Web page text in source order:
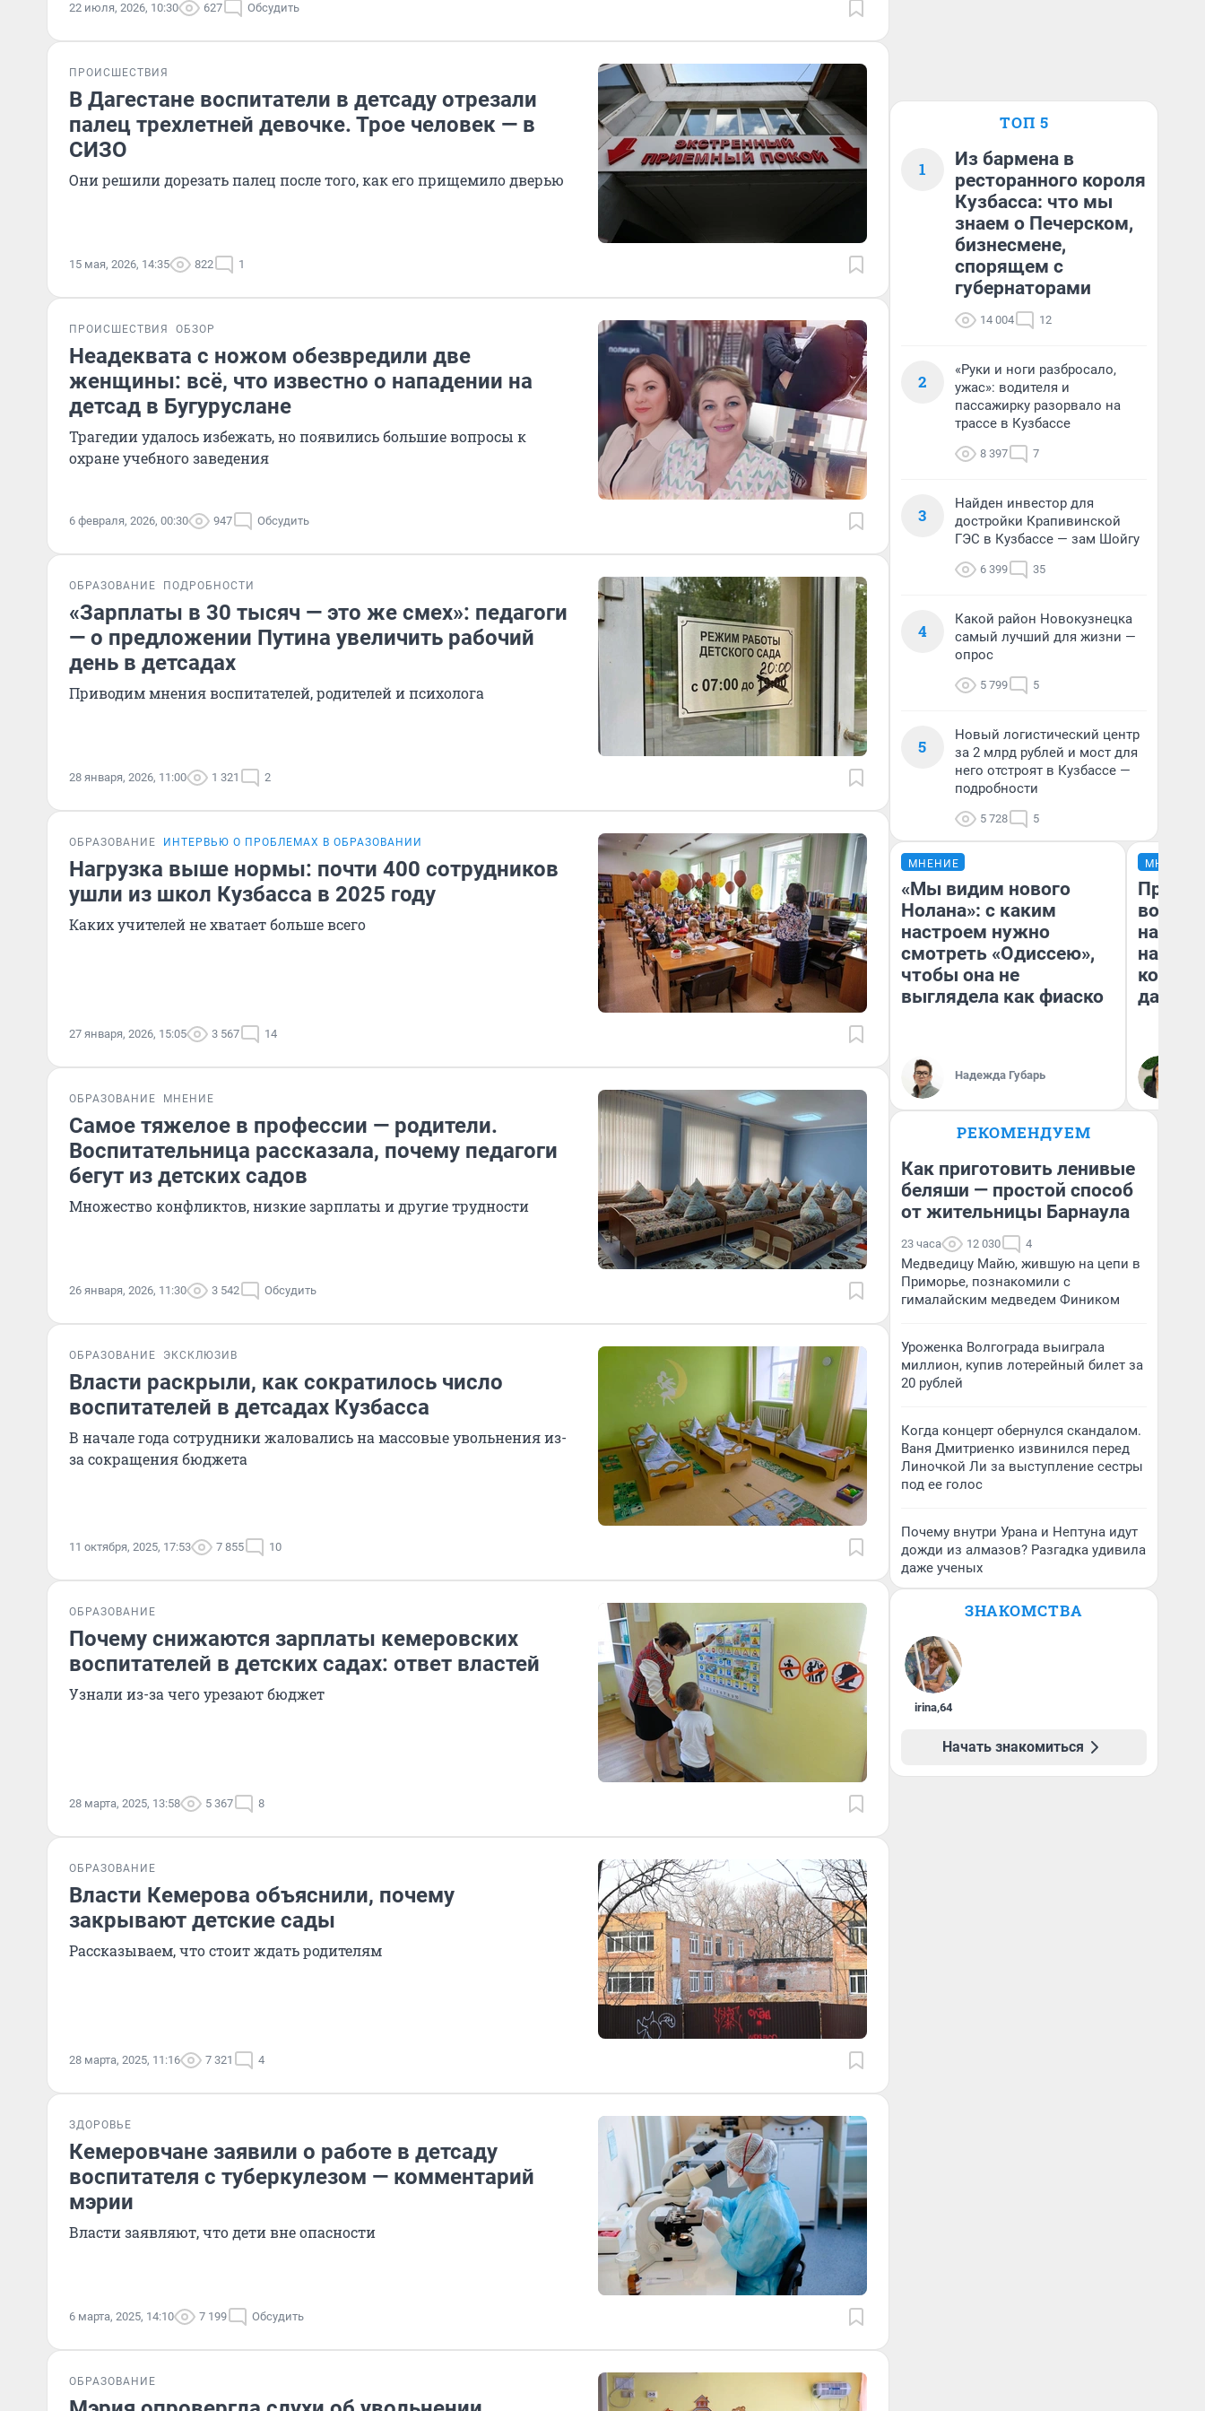
22 июля, 2026, 10:30 627 Обсудить
ПРОИСШЕСТВИЯ
В Дагестане воспитатели в детсаду отрезали
палец трехлетней девочке. Трое человек — в
СИЗО
Они решили дорезать палец после того, как его прищемило дверью
15 мая, 2026, 14:35 822 1
ПРОИСШЕСТВИЯ ОБЗОР
Неадеквата с ножом обезвредили две
женщины: всё, что известно о нападении на
детсад в Бугуруслане
Трагедии удалось избежать, но появились большие вопросы к
охране учебного заведения
6 февраля, 2026, 00:30 947 Обсудить
ОБРАЗОВАНИЕ ПОДРОБНОСТИ
«Зарплаты в 30 тысяч — это же смех»: педагоги
— о предложении Путина увеличить рабочий
день в детсадах
Приводим мнения воспитателей, родителей и психолога
28 января, 2026, 11:00 1 321 2
ОБРАЗОВАНИЕ ИНТЕРВЬЮ О ПРОБЛЕМАХ В ОБРАЗОВАНИИ
Нагрузка выше нормы: почти 400 сотрудников
ушли из школ Кузбасса в 2025 году
Каких учителей не хватает больше всего
27 января, 2026, 15:05 3 567 14
ОБРАЗОВАНИЕ МНЕНИЕ
Самое тяжелое в профессии — родители.
Воспитательница рассказала, почему педагоги
бегут из детских садов
Множество конфликтов, низкие зарплаты и другие трудности
26 января, 2026, 11:30 3 542 Обсудить
ОБРАЗОВАНИЕ ЭКСКЛЮЗИВ
Власти раскрыли, как сократилось число
воспитателей в детсадах Кузбасса
В начале года сотрудники жаловались на массовые увольнения из-
за сокращения бюджета
11 октября, 2025, 17:53 7 855 10
ОБРАЗОВАНИЕ
Почему снижаются зарплаты кемеровских
воспитателей в детских садах: ответ властей
Узнали из-за чего урезают бюджет
28 марта, 2025, 13:58 5 367 8
ОБРАЗОВАНИЕ
Власти Кемерова объяснили, почему
закрывают детские сады
Рассказываем, что стоит ждать родителям
28 марта, 2025, 11:16 7 321 4
ЗДОРОВЬЕ
Кемеровчане заявили о работе в детсаду
воспитателя с туберкулезом — комментарий
мэрии
Власти заявляют, что дети вне опасности
6 марта, 2025, 14:10 7 199 Обсудить
ОБРАЗОВАНИЕ
ТОП 5
1
Из бармена в
ресторанного короля
Кузбасса: что мы
знаем о Печерском,
бизнесмене,
спорящем с
губернаторами
14 004 12
2
«Руки и ноги разбросало,
ужас»: водителя и
пассажирку разорвало на
трассе в Кузбассе
8 397 7
3
Найден инвестор для
достройки Крапивинской
ГЭС в Кузбассе — зам Шойгу
6 399 35
4
Какой район Новокузнецка
самый лучший для жизни —
опрос
5 799 5
5
Новый логистический центр
за 2 млрд рублей и мост для
него отстроят в Кузбассе —
подробности
5 728 5
МНЕНИЕ
«Мы видим нового
Нолана»: с каким
настроем нужно
смотреть «Одиссею»,
чтобы она не
выглядела как фиаско
Надежда Губарь
МНЕНИЕ
нам
даже
РЕКОМЕНДУЕМ
Как приготовить ленивые
беляши — простой способ
от жительницы Барнаула
23 часа 12 030 4
Медведицу Майю, жившую на цепи в
Приморье, познакомили с
гималайским медведем Фиником
Уроженка Волгограда выиграла
миллион, купив лотерейный билет за
20 рублей
Когда концерт обернулся скандалом.
Ваня Дмитриенко извинился перед
Линочкой Ли за выступление сестры
под ее голос
Почему внутри Урана и Нептуна идут
дожди из алмазов? Разгадка удивила
даже ученых
ЗНАКОМСТВА
irina,64
Начать знакомиться